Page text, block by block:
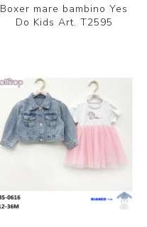
Boxer mare bambino Yes
Do Kids Art. T2595